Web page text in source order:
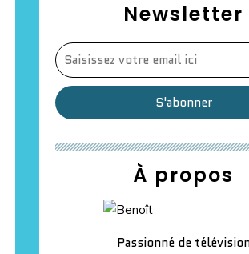
Newsletter
À propos
Passionné de